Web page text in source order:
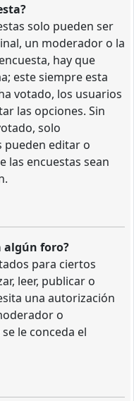
solo pueden ser
un moderador o la
hay que
este siempre esta
votado, los usuarios
las opciones. Sin
solo
editar o
las encuestas sean
algún foro?
para ciertos
leer, publicar o
una autorización
o
le conceda el